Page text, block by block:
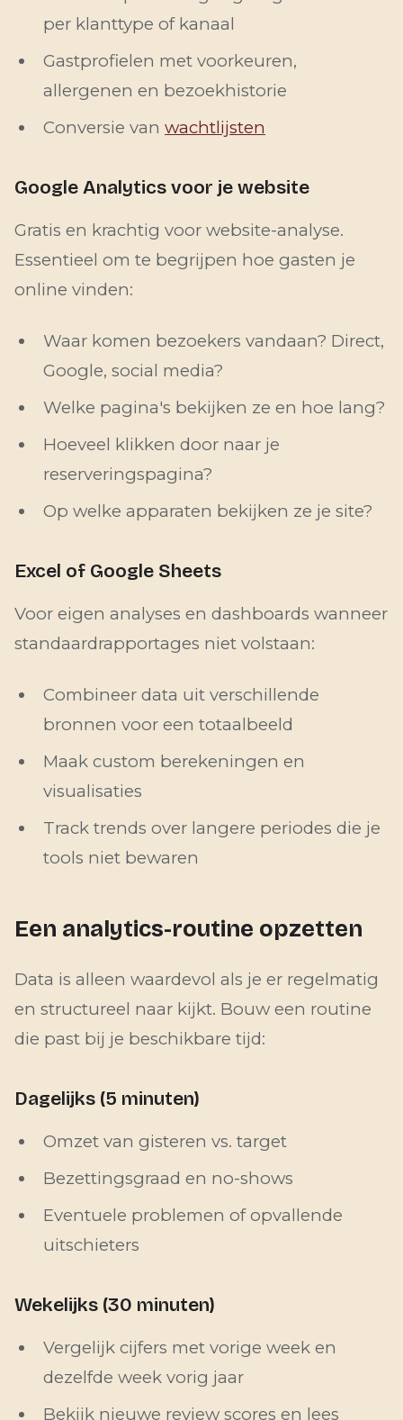
per klanttype of kanaal
Gastprofielen met voorkeuren,
allergenen en bezoekhistorie
Conversie van wachtlijsten
Google Analytics voor je website
Gratis en krachtig voor website-analyse.
Essentieel om te begrijpen hoe gasten je
online vinden:
Waar komen bezoekers vandaan? Direct,
Google, social media?
Welke pagina's bekijken ze en hoe lang?
Hoeveel klikken door naar je
reserveringspagina?
Op welke apparaten bekijken ze je site?
Excel of Google Sheets
Voor eigen analyses en dashboards wanneer
standaardrapportages niet volstaan:
Combineer data uit verschillende
bronnen voor een totaalbeeld
Maak custom berekeningen en
visualisaties
Track trends over langere periodes die je
tools niet bewaren
Een analytics-routine opzetten
Data is alleen waardevol als je er regelmatig
en structureel naar kijkt. Bouw een routine
die past bij je beschikbare tijd:
Dagelijks (5 minuten)
Omzet van gisteren vs. target
Bezettingsgraad en no-shows
Eventuele problemen of opvallende
uitschieters
Wekelijks (30 minuten)
Vergelijk cijfers met vorige week en
dezelfde week vorig jaar
Bekijk nieuwe review scores en lees